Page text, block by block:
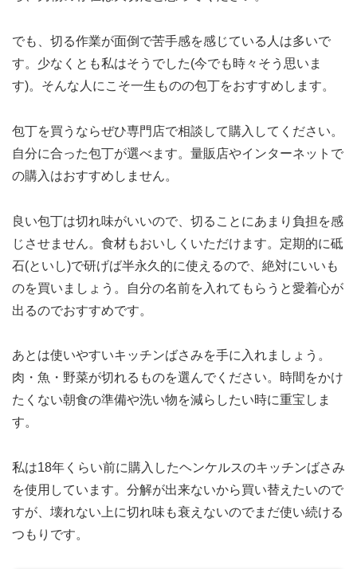
でも、切る作業が面倒で苦手感を感じている人は多いで
す。少なくとも私はそうでした(今でも時々そう思いま
す)。そんな人にこそ一生ものの包丁をおすすめします。
包丁を買うならぜひ専門店で相談して購入してください。
自分に合った包丁が選べます。量販店やインターネットで
の購入はおすすめしません。
良い包丁は切れ味がいいので、切ることにあまり負担を感
じさせません。食材もおいしくいただけます。定期的に砥
石(といし)で研げば半永久的に使えるので、絶対にいいも
のを買いましょう。自分の名前を入れてもらうと愛着心が
出るのでおすすめです。
あとは使いやすいキッチンばさみを手に入れましょう。
肉・魚・野菜が切れるものを選んでください。時間をかけ
たくない朝食の準備や洗い物を減らしたい時に重宝しま
す。
私は18年くらい前に購入したヘンケルスのキッチンばさみ
を使用しています。分解が出来ないから買い替えたいので
すが、壊れない上に切れ味も衰えないのでまだ使い続ける
つもりです。